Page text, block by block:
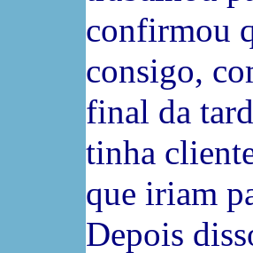
confirmou
consigo,
final da
tinha
que iriam
Depois